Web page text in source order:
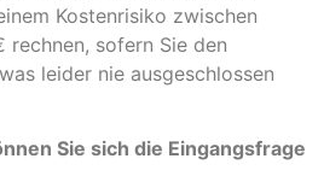
Kostenrisiko zwischen
sofern Sie den
leider nie ausgeschlossen
Sie sich die Eingangsfrage